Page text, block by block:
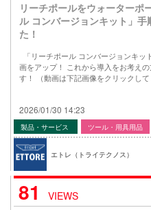
リーチポールをウォーターポ
ル コンバージョンキット」
た！
「リーチポール コンバージョンキッ
画をアップ！ これから導入をお考え
す！ （動画は下記画像をクリックし
2026/01/30 14:23
製品・サービス ツール・用具用品
エトレ（トライテクノス）
81
VIEWS